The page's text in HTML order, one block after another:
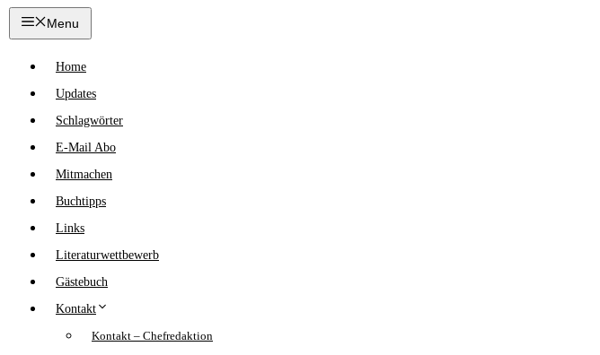
Zum
Inhalt
Menu
Home
Updates
Schlagwörter
E-Mail Abo
Mitmachen
Buchtipps
Links
Literaturwettbewerb
Gästebuch
Kontakt
Kontakt – Chefredaktion